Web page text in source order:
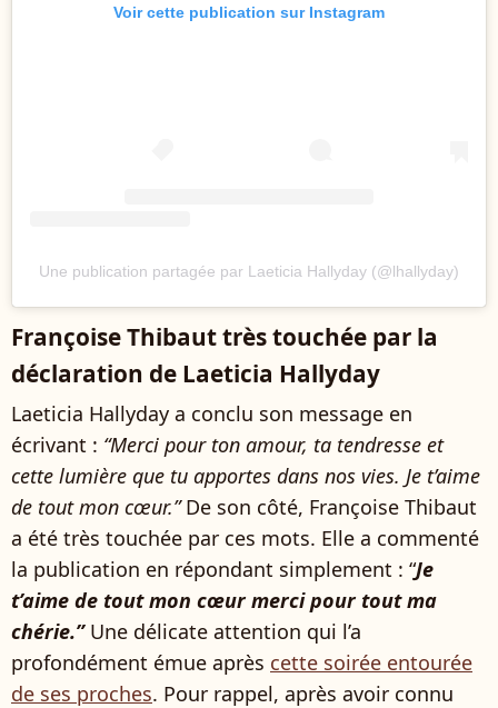
Voir cette publication sur Instagram
Une publication partagée par Laeticia Hallyday (@lhallyday)
Françoise Thibaut très touchée par la
déclaration de Laeticia Hallyday
Laeticia Hallyday a conclu son message en
écrivant : “Merci pour ton amour, ta tendresse et
cette lumière que tu apportes dans nos vies. Je t’aime
de tout mon cœur.”De son côté, Françoise Thibaut
a été très touchée par ces mots. Elle a commenté
la publication en répondant simplement : “Je
t’aime de tout mon cœur merci pour tout ma
chérie.” Une délicate attention qui l’a
profondément émue après cette soirée entourée
de ses proches. Pour rappel, après avoir connu